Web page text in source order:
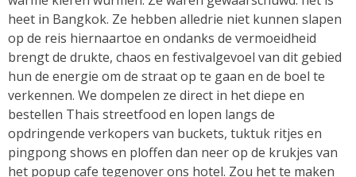
heet in Bangkok. Ze hebben alledrie niet kunnen slapen
op de reis hiernaartoe en ondanks de vermoeidheid
brengt de drukte, chaos en festivalgevoel van dit gebied
hun de energie om de straat op te gaan en de boel te
verkennen. We dompelen ze direct in het diepe en
bestellen Thais streetfood en lopen langs de
opdringende verkopers van buckets, tuktuk ritjes en
pingpong shows en ploffen dan neer op de krukjes van
het popup cafe tegenover ons hotel. Zou het te maken